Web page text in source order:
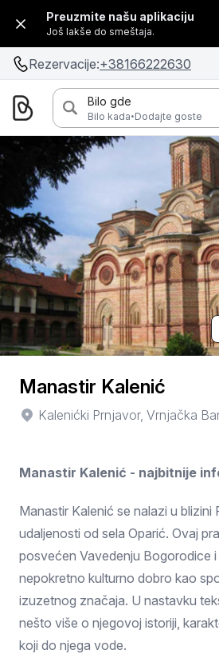
Preuzmite našu aplikaciju
Još lakše do smeštaja.
Rezervacije:+38166222630
Bilo gde
Bilo kada·Dodajte goste
Manastir Kalenić
Kalenićki Prnjavor, Vrnjačka
Manastir Kalenić - najbitnije
Manastir Kalenić se nalazi u blizini
udaljenosti od sela Oparić. Ovaj
posvećen Vavedenju Bogorodice i
nepokretno kulturno dobro kao
izuzetnog značaja. U nastavku
nešto više o njegovoj istoriji,
koji do njega vode.